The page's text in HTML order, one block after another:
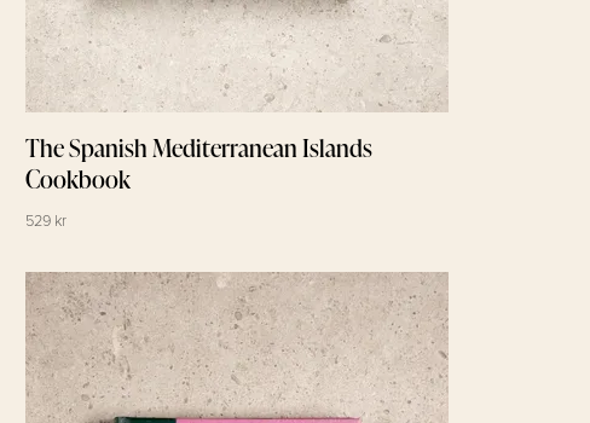
The Spanish Mediterranean Islands
Cookbook
529 kr